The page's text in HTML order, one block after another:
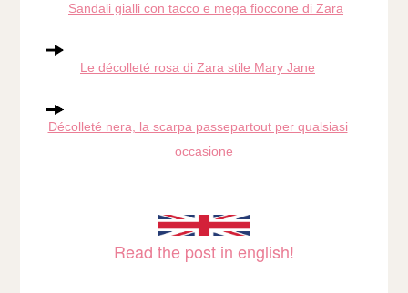
Sandali gialli con tacco e mega fioccone di Zara
Le décolleté rosa di Zara stile Mary Jane
Décolleté nera, la scarpa passepartout per qualsiasi
occasione
Read the post in english!